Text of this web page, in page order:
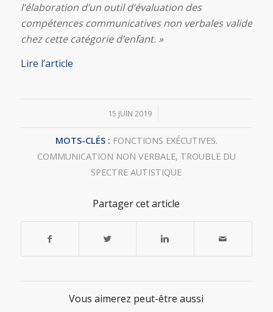
l’élaboration d’un outil d’évaluation des
compétences communicatives non verbales valide
chez cette catégorie d’enfant. »
Lire l’article
15 JUIN 2019
/
MOTS-CLÉS : FONCTIONS EXÉCUTIVES.
COMMUNICATION NON VERBALE, TROUBLE DU
SPECTRE AUTISTIQUE
Partager cet article
Vous aimerez peut-être aussi